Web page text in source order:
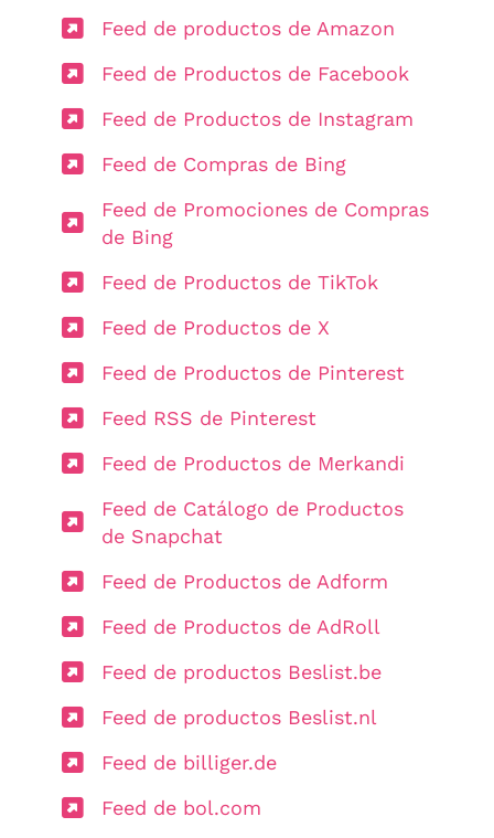
Feed de productos de Amazon
Feed de Productos de Facebook
Feed de Productos de Instagram
Feed de Compras de Bing
Feed de Promociones de Compras
de Bing
Feed de Productos de TikTok
Feed de Productos de X
Feed de Productos de Pinterest
Feed RSS de Pinterest
Feed de Productos de Merkandi
Feed de Catálogo de Productos
de Snapchat
Feed de Productos de Adform
Feed de Productos de AdRoll
Feed de productos Beslist.be
Feed de productos Beslist.nl
Feed de billiger.de
Feed de bol.com